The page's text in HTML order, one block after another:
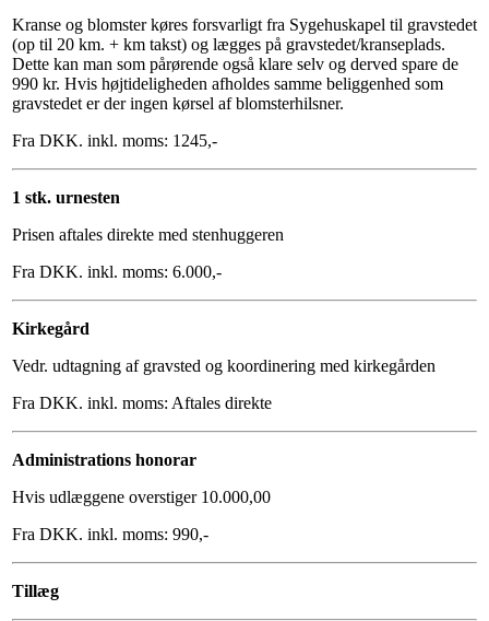
Kranse og blomster køres forsvarligt fra Sygehuskapel til gravstedet
(op til 20 km. + km takst) og lægges på gravstedet/kranseplads.
Dette kan man som pårørende også klare selv og derved spare de
990 kr. Hvis højtideligheden afholdes samme beliggenhed som
gravstedet er der ingen kørsel af blomsterhilsner.
Fra DKK. inkl. moms: 1245,-
1 stk. urnesten
Prisen aftales direkte med stenhuggeren
Fra DKK. inkl. moms: 6.000,-
Kirkegård
Vedr. udtagning af gravsted og koordinering med kirkegården
Fra DKK. inkl. moms: Aftales direkte
Administrations honorar
Hvis udlæggene overstiger 10.000,00
Fra DKK. inkl. moms: 990,-
Tillæg